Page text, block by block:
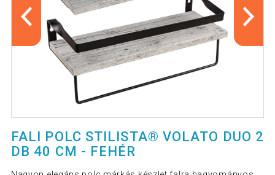
FALI POLC STILISTA® VOLATO DUO 2
DB 40 CM - FEHÉR